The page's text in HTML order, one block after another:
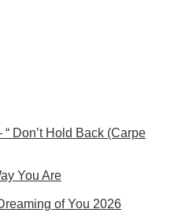
Don’t Hold Back (Carpe
You Are
of You 2026